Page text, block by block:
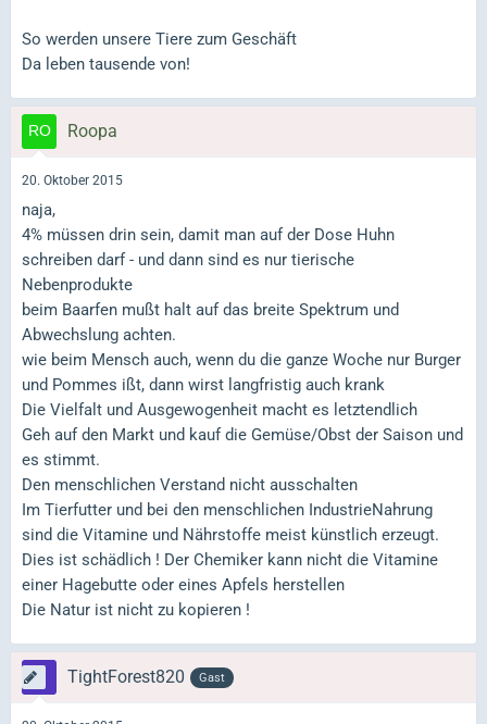
So werden unsere Tiere zum Geschäft
Da leben tausende von!
Roopa
20. Oktober 2015
naja,
4% müssen drin sein, damit man auf der Dose Huhn
schreiben darf - und dann sind es nur tierische
Nebenprodukte
beim Baarfen mußt halt auf das breite Spektrum und
Abwechslung achten.
wie beim Mensch auch, wenn du die ganze Woche nur Burger
und Pommes ißt, dann wirst langfristig auch krank
Die Vielfalt und Ausgewogenheit macht es letztendlich
Geh auf den Markt und kauf die Gemüse/Obst der Saison und
es stimmt.
Den menschlichen Verstand nicht ausschalten
Im Tierfutter und bei den menschlichen IndustrieNahrung
sind die Vitamine und Nährstoffe meist künstlich erzeugt.
Dies ist schädlich ! Der Chemiker kann nicht die Vitamine
einer Hagebutte oder eines Apfels herstellen
Die Natur ist nicht zu kopieren !
TightForest820 Gast